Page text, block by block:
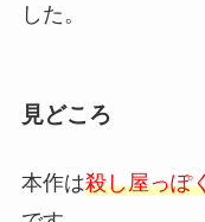
した。
見どころ
本作は殺し屋っぽ